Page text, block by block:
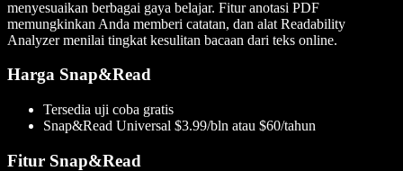
menyesuaikan berbagai gaya belajar. Fitur anotasi PDF
memungkinkan Anda memberi catatan, dan alat Readability
Analyzer menilai tingkat kesulitan bacaan dari teks online.
Harga Snap&Read
Tersedia uji coba gratis
Snap&Read Universal $3.99/bln atau $60/tahun
Fitur Snap&Read